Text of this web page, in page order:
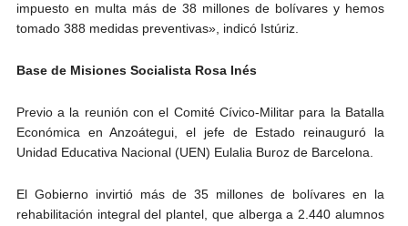
impuesto en multa más de 38 millones de bolívares y hemos
tomado 388 medidas preventivas», indicó Istúriz.
Base de Misiones Socialista Rosa Inés
Previo a la reunión con el Comité Cívico-Militar para la Batalla
Económica en Anzoátegui, el jefe de Estado reinauguró la
Unidad Educativa Nacional (UEN) Eulalia Buroz de Barcelona.
El Gobierno invirtió más de 35 millones de bolívares en la
rehabilitación integral del plantel, que alberga a 2.440 alumnos